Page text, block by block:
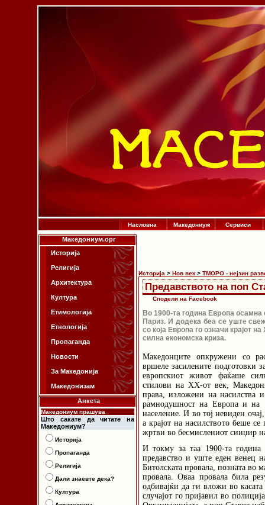
Насловна Македониум Сервиси
Македониум.орг
Историја
Религија
Архитектура
Култура
Етимологија
Етнологија
Пропаганда
Новости
За Македонија
Македонизам
Анкета
Македониум прашува
Што сакате да читате на
Македониум?
Историја
Пропаганда
Религија
Дали знаевте дека?
Култура
Историја > Нов век > ТМОРО - нејзин
Предавството на поп
Сподели на Facebook
Во 1900-та година Европа
Париз. И додека беа се уште
со која Европа го означи крајот
силна економска криза.
Македонците опкружени со
вршеле засилените подготовки
европскиот живот фаќаше
стилови на ХХ-от век,
права, изложени на насилства
рамнодушност на Европа и на
население. И во тој невиден
а крајот на насилството беше
жртви во бесмислениот синџир
И токму за таа 1900-та година
предавство и уште еден венец
Битолската провала, позната во
провала. Оваа провала била
одбивајќи да ги вложи во
случајот го пријавил во